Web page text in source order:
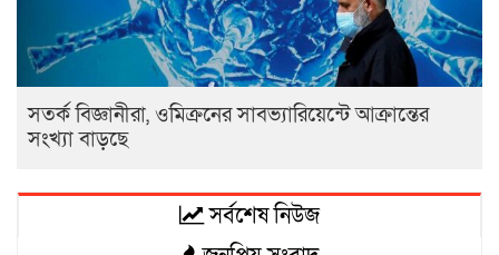
সতর্ক বিজ্ঞানীরা, ওমিক্রনের সাবভ্যারিয়েন্টে আক্রান্তের
সংখ্যা বাড়ছে
সর্বশেষ নিউজ